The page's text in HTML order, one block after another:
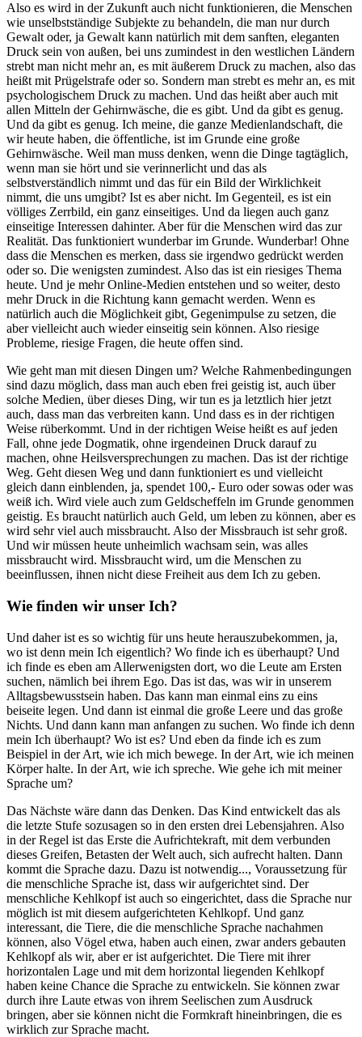
Also es wird in der Zukunft auch nicht funktionieren, die Menschen
wie unselbstständige Subjekte zu behandeln, die man nur durch
Gewalt oder, ja Gewalt kann natürlich mit dem sanften, eleganten
Druck sein von außen, bei uns zumindest in den westlichen Ländern
strebt man nicht mehr an, es mit äußerem Druck zu machen, also das
heißt mit Prügelstrafe oder so. Sondern man strebt es mehr an, es mit
psychologischem Druck zu machen. Und das heißt aber auch mit
allen Mitteln der Gehirnwäsche, die es gibt. Und da gibt es genug.
Und da gibt es genug. Ich meine, die ganze Medienlandschaft, die
wir heute haben, die öffentliche, ist im Grunde eine große
Gehirnwäsche. Weil man muss denken, wenn die Dinge tagtäglich,
wenn man sie hört und sie verinnerlicht und das als
selbstverständlich nimmt und das für ein Bild der Wirklichkeit
nimmt, die uns umgibt? Ist es aber nicht. Im Gegenteil, es ist ein
völliges Zerrbild, ein ganz einseitiges. Und da liegen auch ganz
einseitige Interessen dahinter. Aber für die Menschen wird das zur
Realität. Das funktioniert wunderbar im Grunde. Wunderbar! Ohne
dass die Menschen es merken, dass sie irgendwo gedrückt werden
oder so. Die wenigsten zumindest. Also das ist ein riesiges Thema
heute. Und je mehr Online-Medien entstehen und so weiter, desto
mehr Druck in die Richtung kann gemacht werden. Wenn es
natürlich auch die Möglichkeit gibt, Gegenimpulse zu setzen, die
aber vielleicht auch wieder einseitig sein können. Also riesige
Probleme, riesige Fragen, die heute offen sind.
Wie geht man mit diesen Dingen um? Welche Rahmenbedingungen
sind dazu möglich, dass man auch eben frei geistig ist, auch über
solche Medien, über dieses Ding, wir tun es ja letztlich hier jetzt
auch, dass man das verbreiten kann. Und dass es in der richtigen
Weise rüberkommt. Und in der richtigen Weise heißt es auf jeden
Fall, ohne jede Dogmatik, ohne irgendeinen Druck darauf zu
machen, ohne Heilsversprechungen zu machen. Das ist der richtige
Weg. Geht diesen Weg und dann funktioniert es und vielleicht
gleich dann einblenden, ja, spendet 100,- Euro oder sowas oder was
weiß ich. Wird viele auch zum Geldscheffeln im Grunde genommen
geistig. Es braucht natürlich auch Geld, um leben zu können, aber es
wird sehr viel auch missbraucht. Also der Missbrauch ist sehr groß.
Und wir müssen heute unheimlich wachsam sein, was alles
missbraucht wird. Missbraucht wird, um die Menschen zu
beeinflussen, ihnen nicht diese Freiheit aus dem Ich zu geben.
Wie finden wir unser Ich?
Und daher ist es so wichtig für uns heute herauszubekommen, ja,
wo ist denn mein Ich eigentlich? Wo finde ich es überhaupt? Und
ich finde es eben am Allerwenigsten dort, wo die Leute am Ersten
suchen, nämlich bei ihrem Ego. Das ist das, was wir in unserem
Alltagsbewusstsein haben. Das kann man einmal eins zu eins
beiseite legen. Und dann ist einmal die große Leere und das große
Nichts. Und dann kann man anfangen zu suchen. Wo finde ich denn
mein Ich überhaupt? Wo ist es? Und eben da finde ich es zum
Beispiel in der Art, wie ich mich bewege. In der Art, wie ich meinen
Körper halte. In der Art, wie ich spreche. Wie gehe ich mit meiner
Sprache um?
Das Nächste wäre dann das Denken. Das Kind entwickelt das als
die letzte Stufe sozusagen so in den ersten drei Lebensjahren. Also
in der Regel ist das Erste die Aufrichtekraft, mit dem verbunden
dieses Greifen, Betasten der Welt auch, sich aufrecht halten. Dann
kommt die Sprache dazu. Dazu ist notwendig..., Voraussetzung für
die menschliche Sprache ist, dass wir aufgerichtet sind. Der
menschliche Kehlkopf ist auch so eingerichtet, dass die Sprache nur
möglich ist mit diesem aufgerichteten Kehlkopf. Und ganz
interessant, die Tiere, die die menschliche Sprache nachahmen
können, also Vögel etwa, haben auch einen, zwar anders gebauten
Kehlkopf als wir, aber er ist aufgerichtet. Die Tiere mit ihrer
horizontalen Lage und mit dem horizontal liegenden Kehlkopf
haben keine Chance die Sprache zu entwickeln. Sie können zwar
durch ihre Laute etwas von ihrem Seelischen zum Ausdruck
bringen, aber sie können nicht die Formkraft hineinbringen, die es
wirklich zur Sprache macht.